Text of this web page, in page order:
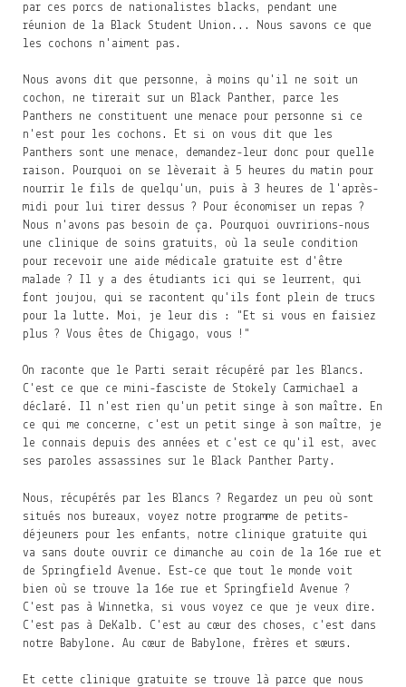
par ces porcs de nationalistes blacks, pendant une
réunion de la Black Student Union... Nous savons ce que
les cochons n'aiment pas.
Nous avons dit que personne, à moins qu'il ne soit un
cochon, ne tirerait sur un Black Panther, parce les
Panthers ne constituent une menace pour personne si ce
n'est pour les cochons. Et si on vous dit que les
Panthers sont une menace, demandez-leur donc pour quelle
raison. Pourquoi on se lèverait à 5 heures du matin pour
nourrir le fils de quelqu'un, puis à 3 heures de l'après-
midi pour lui tirer dessus ? Pour économiser un repas ?
Nous n'avons pas besoin de ça. Pourquoi ouvririons-nous
une clinique de soins gratuits, où la seule condition
pour recevoir une aide médicale gratuite est d'être
malade ? Il y a des étudiants ici qui se leurrent, qui
font joujou, qui se racontent qu'ils font plein de trucs
pour la lutte. Moi, je leur dis : "Et si vous en faisiez
plus ? Vous êtes de Chigago, vous !"
On raconte que le Parti serait récupéré par les Blancs.
C'est ce que ce mini-fasciste de Stokely Carmichael a
déclaré. Il n'est rien qu'un petit singe à son maître. En
ce qui me concerne, c'est un petit singe à son maître, je
le connais depuis des années et c'est ce qu'il est, avec
ses paroles assassines sur le Black Panther Party.
Nous, récupérés par les Blancs ? Regardez un peu où sont
situés nos bureaux, voyez notre programme de petits-
déjeuners pour les enfants, notre clinique gratuite qui
va sans doute ouvrir ce dimanche au coin de la 16e rue et
de Springfield Avenue. Est-ce que tout le monde voit
bien où se trouve la 16e rue et Springfield Avenue ?
C'est pas à Winnetka, si vous voyez ce que je veux dire.
C'est pas à DeKalb. C'est au cœur des choses, c'est dans
notre Babylone. Au cœur de Babylone, frères et sœurs.
Et cette clinique gratuite se trouve là parce que nous